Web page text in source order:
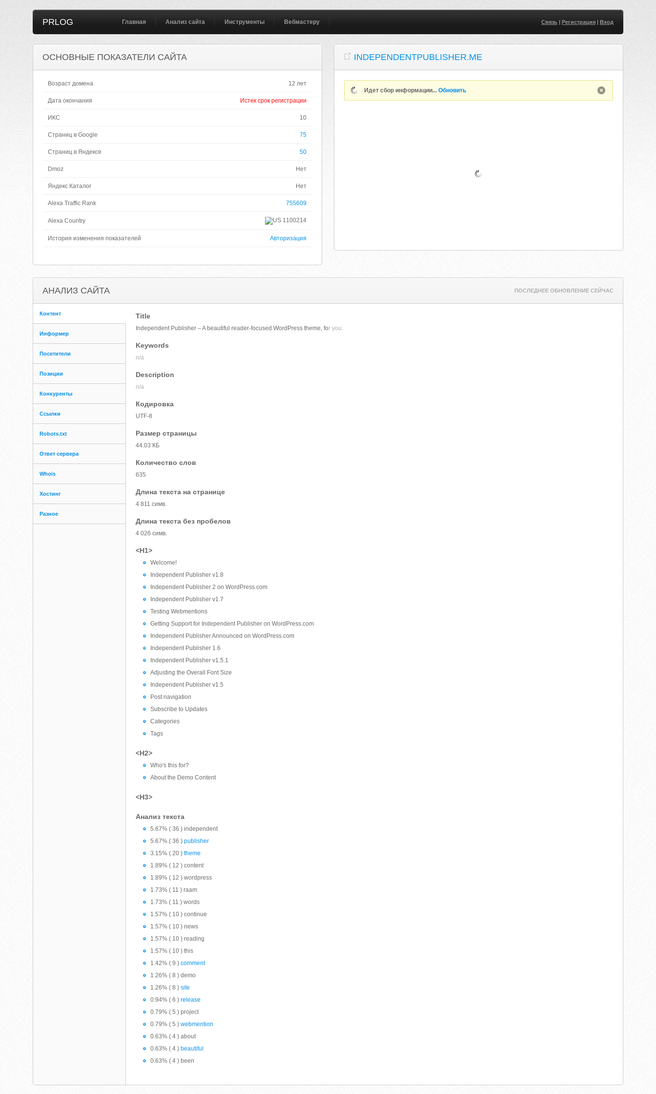
PRLOG Главная Анализ сайта Инструменты Вебмастеру Связь| Регистрация| Вход
ОСНОВНЫЕ ПОКАЗАТЕЛИ САЙТА
Возраст домена 12 лет
Дата окончания Истек срок регистрации
ИКС 10
Страниц в Google 75
Страниц в Яндексе 50
Dmoz Нет
Яндекс Каталог Нет
Alexa Traffic Rank 755609
Alexa Country 1100214
История изменения показателей Авторизация
INDEPENDENTPUBLISHER.ME
Идет сбор информации...Обновить
АНАЛИЗ САЙТА ПОСЛЕДНЕЕ ОБНОВЛЕНИЕ СЕЙЧАС
Контент
Информер
Посетители
Позиции
Конкуренты
Ссылки
Robots.txt
Ответ сервера
Whois
Хостинг
Разное
Title
Independent Publisher – A beautiful reader-focused WordPress theme, for you.
Keywords
n/a
Description
n/a
Кодировка
UTF-8
Размер страницы
44.03 КБ
Количество слов
635
Длина текста на странице
4 811 симв.
Длина текста без пробелов
4 026 симв.
<H1>
Welcome!
Independent Publisher v1.8
Independent Publisher 2 on WordPress.com
Independent Publisher v1.7
Testing Webmentions
Getting Support for Independent Publisher on WordPress.com
Independent Publisher Announced on WordPress.com
Independent Publisher 1.6
Independent Publisher v1.5.1
Adjusting the Overall Font Size
Independent Publisher v1.5
Post navigation
Subscribe to Updates
Categories
Tags
<H2>
Who's this for?
About the Demo Content
<H3>
Анализ текста
5.67% ( 36 ) independent
5.67% ( 36 )publisher
3.15% ( 20 )theme
1.89% ( 12 ) content
1.89% ( 12 ) wordpress
1.73% ( 11 ) raam
1.73% ( 11 ) words
1.57% ( 10 ) continue
1.57% ( 10 ) news
1.57% ( 10 ) reading
1.57% ( 10 ) this
1.42% ( 9 )comment
1.26% ( 8 ) demo
1.26% ( 8 )site
0.94% ( 6 )release
0.79% ( 5 ) project
0.79% ( 5 )webmention
0.63% ( 4 ) about
0.63% ( 4 ) beautiful
0.63% ( 4 ) been